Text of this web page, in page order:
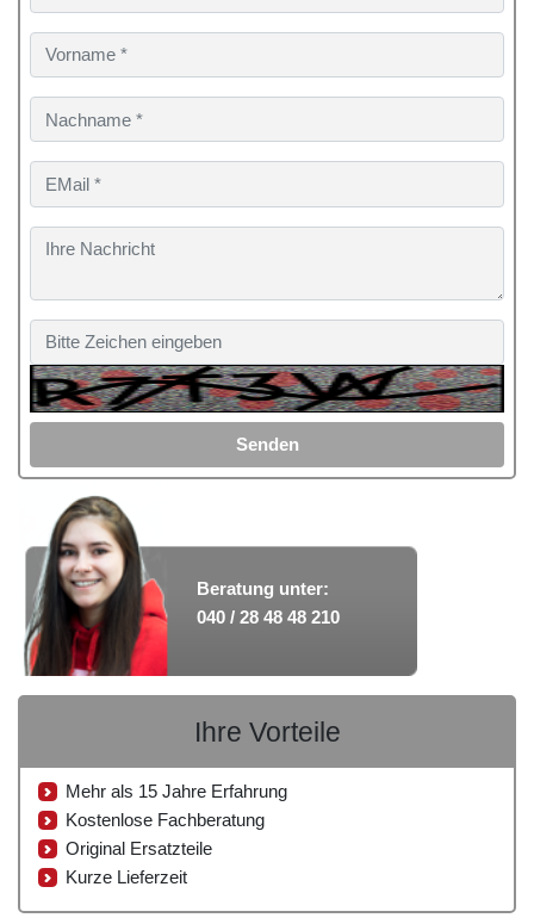
Senden
Beratung unter:
040 / 28 48 48 210
Ihre Vorteile
Mehr als 15 Jahre Erfahrung
Kostenlose Fachberatung
Original Ersatzteile
Kurze Lieferzeit